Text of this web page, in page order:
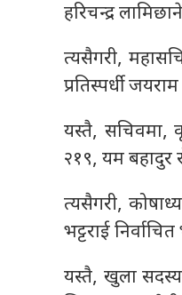
हरिचन्द्र
त्यसैगरी,
प्रतिस्पर्धी
यस्तै, सचिवमा,
२१९, यम बहादुर
त्यसैगरी,
भट्टराई
यस्तै, खुला